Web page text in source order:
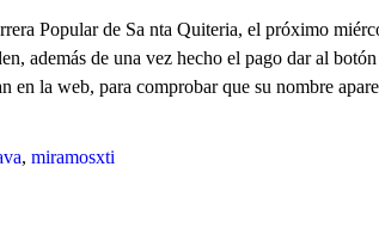
Popular de Sa nta Quiteria, el próximo
además de una vez hecho el pago dar al
en la web, para comprobar que su nombre
, miramosxti